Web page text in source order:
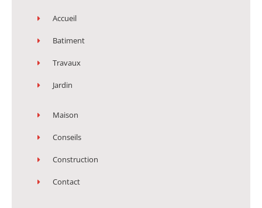
Accueil
Batiment
Travaux
Jardin
Maison
Conseils
Construction
Contact